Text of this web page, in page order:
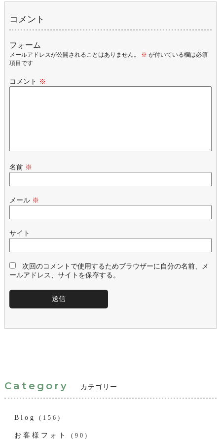
コメント
フォーム
メールアドレスが公開されることはありません。 ※ が付いている欄は必須
項目です
コメント ※
名前 ※
メール ※
サイト
次回のコメントで使用するためブラウザーに自分の名前、メ
ールアドレス、サイトを保存する。
Category カテゴリー
Blog (156)
お客様フォト (90)